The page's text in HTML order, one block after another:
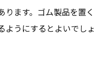
ります。ゴム製品を置く
ようにするとよいでしょ